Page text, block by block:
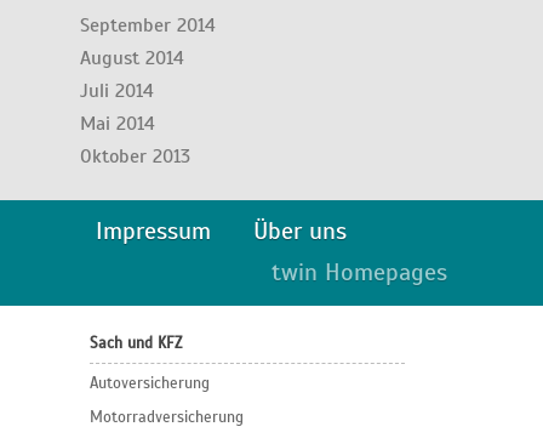
September 2014
August 2014
Juli 2014
Mai 2014
Oktober 2013
Impressum
Über uns
twin Homepages
Sach und KFZ
Autoversicherung
Motorradversicherung